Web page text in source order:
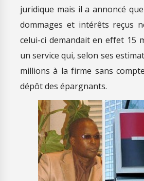
juridique mais il a annoncé
dommages et intérêts reçus
celui-ci demandait en effet 15
un service qui, selon ses
millions à la firme sans
dépôt des épargnants.